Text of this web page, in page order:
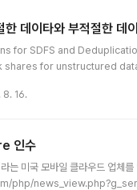
데이타와 부적절한 데
for SDFS and
shares for unstructured
that are not a good
8. 16.
인수
는 미국 모바일 클라우드 업체
php/